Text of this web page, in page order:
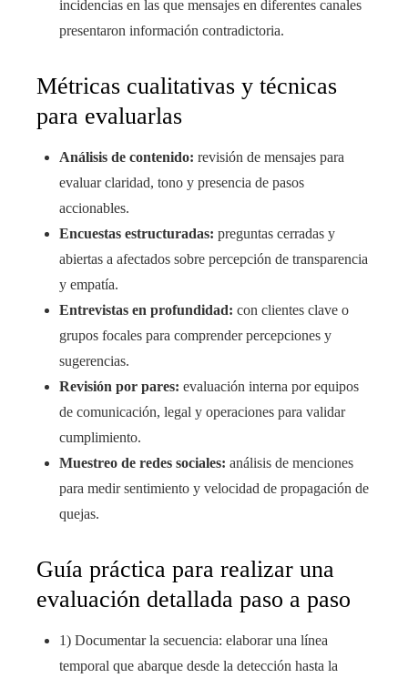
incidencias en las que mensajes en diferentes canales
presentaron información contradictoria.
Métricas cualitativas y técnicas
para evaluarlas
Análisis de contenido: revisión de mensajes para
evaluar claridad, tono y presencia de pasos
accionables.
Encuestas estructuradas: preguntas cerradas y
abiertas a afectados sobre percepción de transparencia
y empatía.
Entrevistas en profundidad: con clientes clave o
grupos focales para comprender percepciones y
sugerencias.
Revisión por pares: evaluación interna por equipos
de comunicación, legal y operaciones para validar
cumplimiento.
Muestreo de redes sociales: análisis de menciones
para medir sentimiento y velocidad de propagación de
quejas.
Guía práctica para realizar una
evaluación detallada paso a paso
1) Documentar la secuencia: elaborar una línea
temporal que abarque desde la detección hasta la